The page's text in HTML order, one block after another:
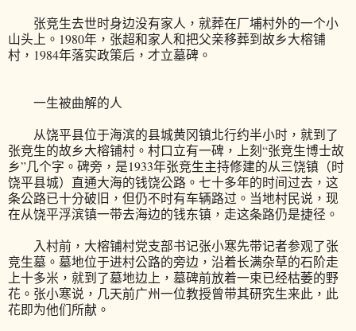
张竞生去世时身边没有家人，就葬在厂埔村外的一个小
山头上。1980年，张超和家人和把父亲移葬到故乡大榕铺
村，1984年落实政策后，才立墓碑。
一生被曲解的人
从饶平县位于海滨的县城黄冈镇北行约半小时，就到了
张竞生的故乡大榕铺村。村口立有一碑，上刻“张竞生博士故
乡”几个字。碑旁，是1933年张竞生主持修建的从三饶镇（时
饶平县城）直通大海的钱饶公路。七十多年的时间过去，这
条公路已十分破旧，但仍不时有车辆路过。当地村民说，现
在从饶平浮滨镇一带去海边的钱东镇，走这条路仍是捷径。
入村前，大榕铺村党支部书记张小寒先带记者参观了张
竞生墓。墓地位于进村公路的旁边，沿着长满杂草的石阶走
上十多米，就到了墓地边上，墓碑前放着一束已经枯萎的野
花。张小寒说，几天前广州一位教授曾带其研究生来此，此
花即为他们所献。